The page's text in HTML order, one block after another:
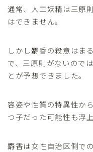
通常、人工妖精は三原
はできません。
しかし麝香の殺意はま
で、三原則がないので
とが予想できました。
容姿や性質の特異性か
つ子だった可能性も浮上
麝香は女性自治区側で